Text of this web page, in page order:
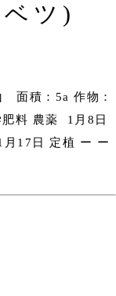
ツ)
面積：5a 作物：
料 農薬 1月8日
17日 定植 ー ー